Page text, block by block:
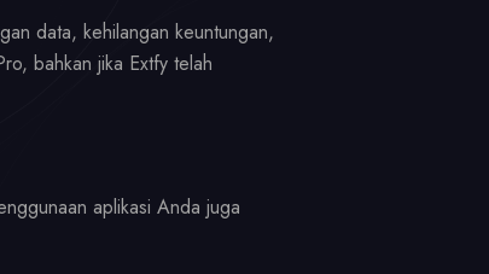
data, kehilangan keuntungan,
bahkan jika Extfy telah
aplikasi Anda juga